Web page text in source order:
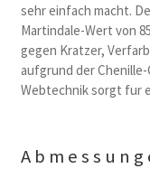
sehr einfach macht.
Martindale-Wert von
gegen Kratzer,
aufgrund der
Webtechnik sorgt fur